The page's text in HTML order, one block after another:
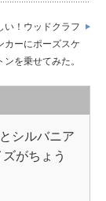
い！ウッドクラフ
カーにポーズスケ
ンを乗せてみた。
シルバニア
がちょう